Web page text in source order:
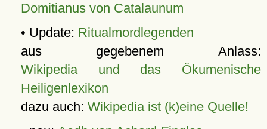
Domitianus von Catalaunum
• Update: Ritualmordlegenden
aus gegebenem Anlass:
Wikipedia und das Ökumenische
Heiligenlexikon
dazu auch: Wikipedia ist (k)eine Quelle!